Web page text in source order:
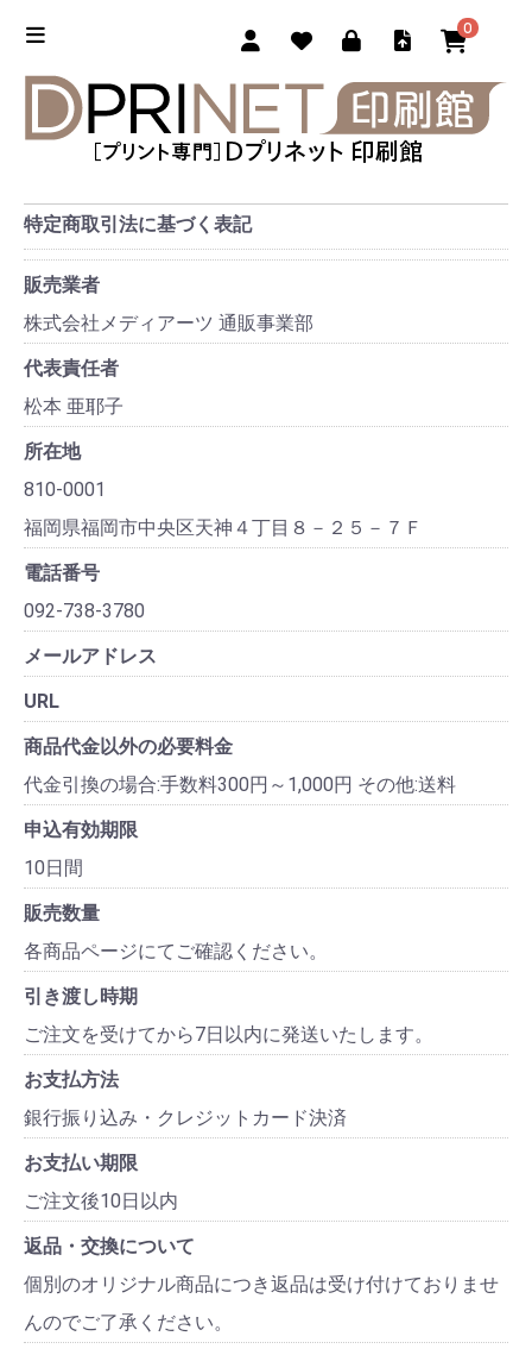
0
特定商取引法に基づく表記
販売業者
株式会社メディアーツ 通販事業部
代表責任者
松本 亜耶子
所在地
810-0001
福岡県福岡市中央区天神４丁目８－２５－７Ｆ
電話番号
092-738-3780
メールアドレス
URL
商品代金以外の必要料金
代金引換の場合:手数料300円～1,000円 その他:送料
申込有効期限
10日間
販売数量
各商品ページにてご確認ください。
引き渡し時期
ご注文を受けてから7日以内に発送いたします。
お支払方法
銀行振り込み・クレジットカード決済
お支払い期限
ご注文後10日以内
返品・交換について
個別のオリジナル商品につき返品は受け付けておりませ
んのでご了承ください。